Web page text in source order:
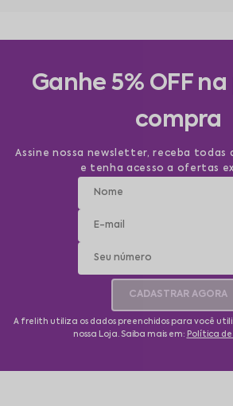
Ganhe 5% OFF
compra
Assine nossa newsletter, receba todas
e tenha acesso a ofertas
CADASTRAR AGORA
A frelith utiliza os dados preenchidos para você
nossa Loja. Saiba mais em: Política